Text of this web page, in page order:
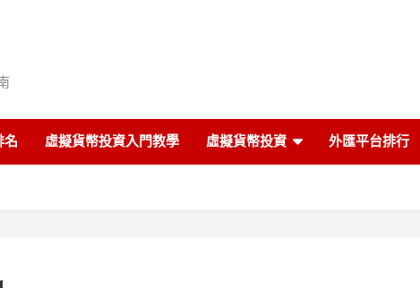
名 虛擬貨幣投資入門教學 虛擬貨幣投資 外匯平台排行